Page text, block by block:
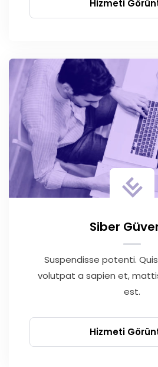
Hizmeti
Siber
Suspendisse potenti.
volutpat a sapien et,
est.
Hizmeti